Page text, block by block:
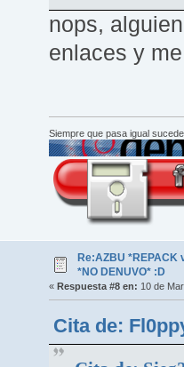
nops,
enlaces y
Siempre que pasa igual
Re:AZBU *REPACK
*NO DENUVO* :D
« Respuesta #8 en: 10 de
Cita de: